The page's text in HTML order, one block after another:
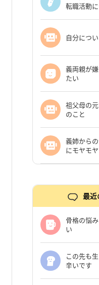
転職活動
自分につ
義両親が
たい
祖父母の
のこと
義姉から
にモヤモ
最近
骨格の悩
い
この先も
辛いです